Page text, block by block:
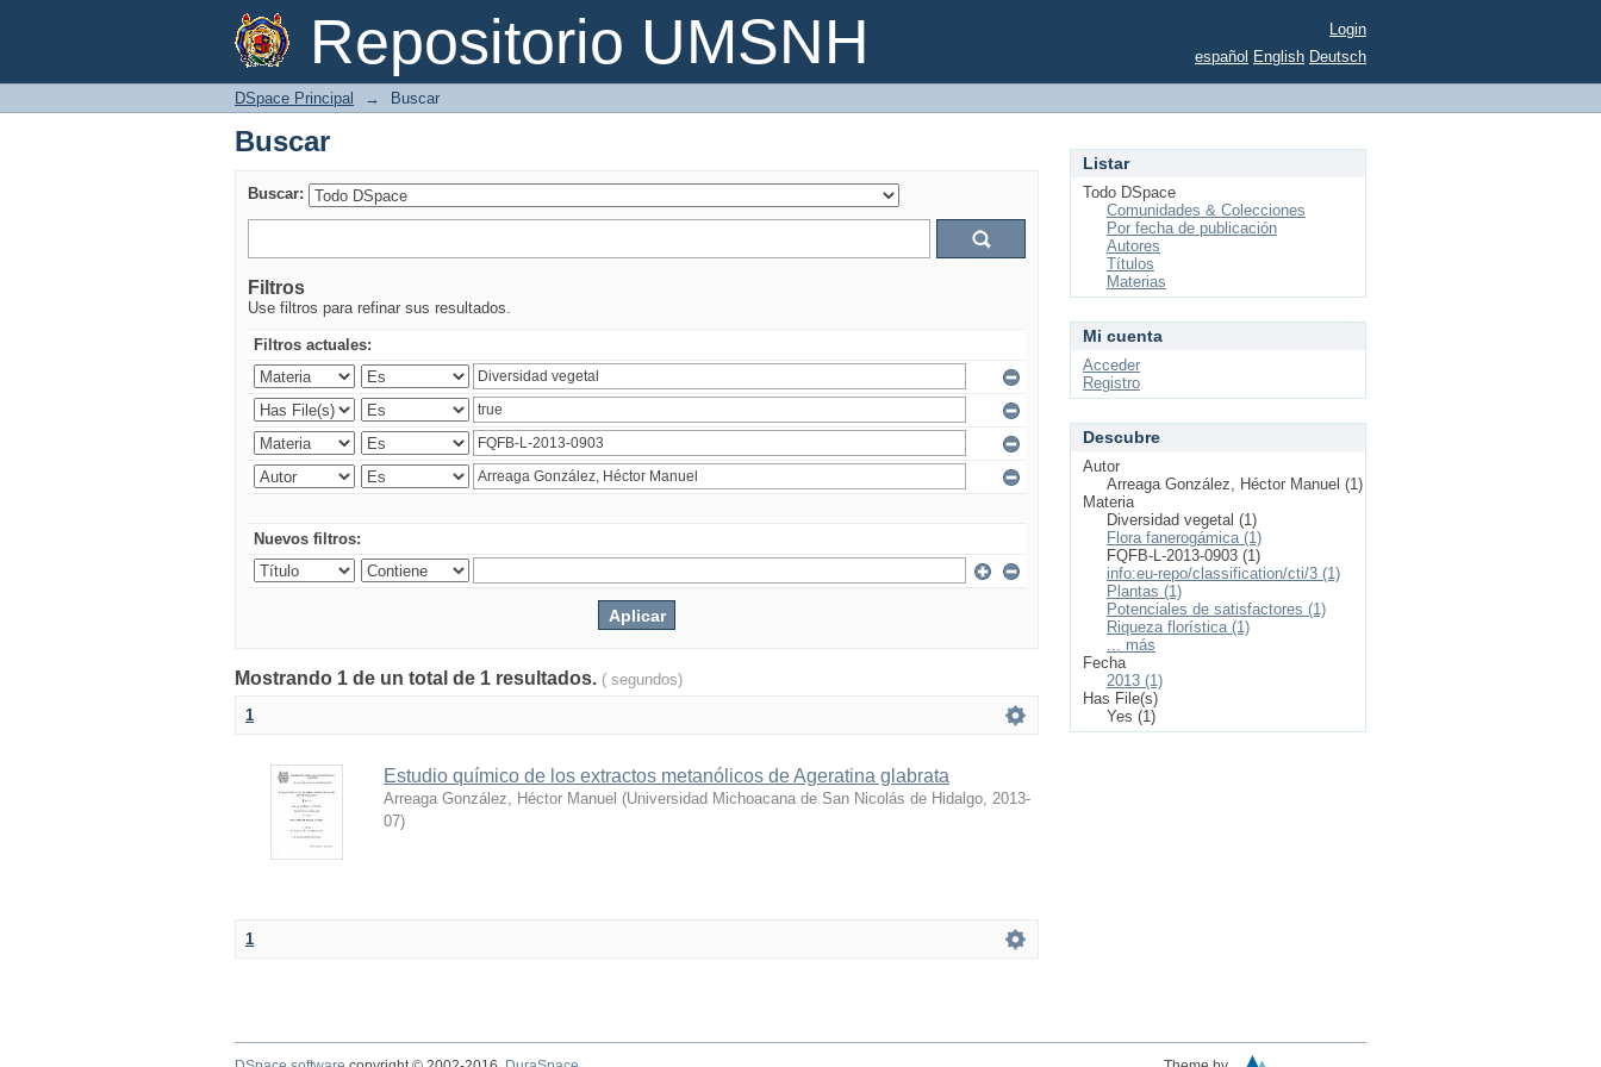
Repositorio UMSNH
Buscar
Login
español English Deutsch
DSpace Principal → Buscar
Buscar
Buscar:
Filtros
Use filtros para refinar sus resultados.
Filtros actuales:
Nuevos filtros:
Mostrando 1 de un total de 1 resultados. ( segundos)
1
Estudio químico de los extractos metanólicos de Ageratina glabrata
Arreaga González, Héctor Manuel (Universidad Michoacana de San Nicolás de Hidalgo, 2013-
07)
1
Listar
Todo DSpace
Comunidades & Colecciones
Por fecha de publicación
Autores
Títulos
Materias
Mi cuenta
Acceder
Registro
Descubre
Autor
Arreaga González, Héctor Manuel (1)
Materia
Diversidad vegetal (1)
Flora fanerogámica (1)
FQFB-L-2013-0903 (1)
info:eu-repo/classification/cti/3 (1)
Plantas (1)
Potenciales de satisfactores (1)
Riqueza florística (1)
... más
Fecha
2013 (1)
Has File(s)
Yes (1)